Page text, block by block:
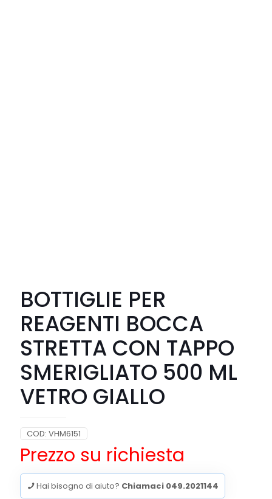
BOTTIGLIE PER
REAGENTI BOCCA
STRETTA CON TAPPO
SMERIGLIATO 500 ML
VETRO GIALLO
COD: VHM6151
Prezzo su richiesta
Hai bisogno di aiuto? Chiamaci 049.2021144